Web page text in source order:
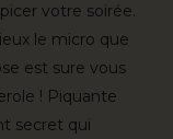
votre soirée.
le micro que
est sure vous
! Piquante
secret qui